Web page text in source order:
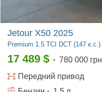
Jetour X50 2025
Premium 1.5 TCI DCT (147 к.с.)
17 489 $ • 780 000 грн
Передний привод